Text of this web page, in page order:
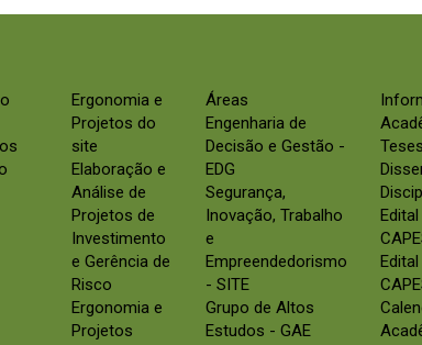
Ergonomia e
Projetos do
site
Elaboração e
Análise de
Projetos de
Investimento
e Gerência de
Risco
Ergonomia e
Projetos
Áreas
Engenharia de
Decisão e Gestão -
EDG
Segurança,
Inovação, Trabalho
e
Empreendedorismo
- SITE
Grupo de Altos
Estudos - GAE
Teses
Edital
Edital